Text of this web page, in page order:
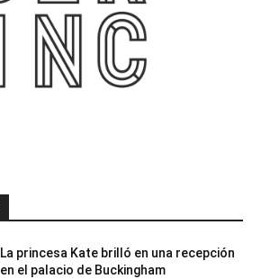
La princesa Kate brilló en una recepción
en el palacio de Buckingham